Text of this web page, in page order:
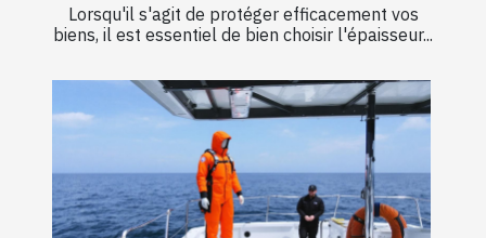
Lorsqu'il s'agit de protéger efficacement vos
biens, il est essentiel de bien choisir l'épaisseur...